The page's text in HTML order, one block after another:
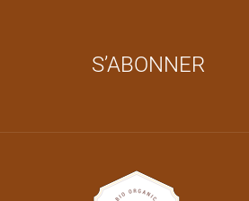
S’ABONNER